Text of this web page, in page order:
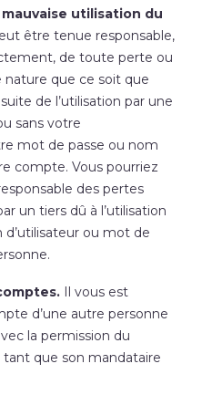
utilisation du
être tenue responsable,
de toute perte ou
que ce soit que
de l’utilisation par une
sans votre
mot de passe ou nom
compte. Vous pourriez
des pertes
un tiers dû à l’utilisation
ou mot de
Il vous est
d’une autre personne
la permission du
que son mandataire